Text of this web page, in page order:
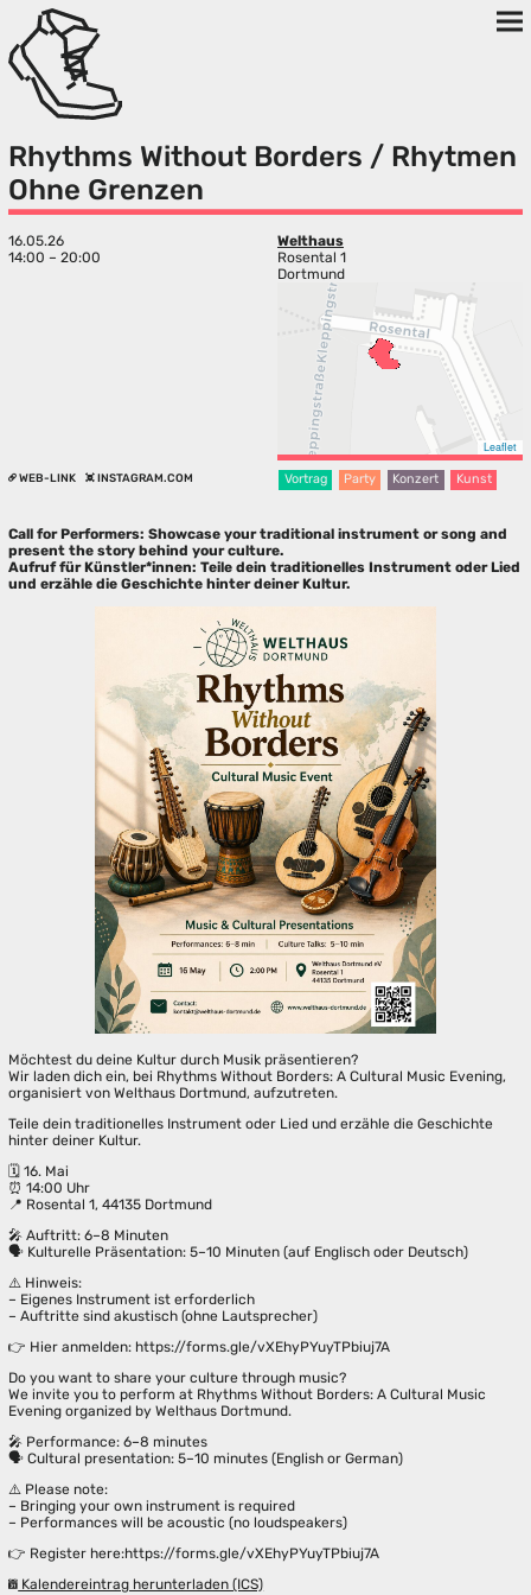
Rhythms Without Borders / Rhytmen
Ohne Grenzen
16.05.26
14:00 – 20:00
Welthaus
Rosental 1
Dortmund
Leaflet
WEB-LINK INSTAGRAM.COM Vortrag Party Konzert Kunst
Call for Performers: Showcase your traditional instrument or song and
present the story behind your culture.
Aufruf für Künstler*innen: Teile dein traditionelles Instrument oder Lied
und erzähle die Geschichte hinter deiner Kultur.
Möchtest du deine Kultur durch Musik präsentieren?
Wir laden dich ein, bei Rhythms Without Borders: A Cultural Music Evening,
organisiert von Welthaus Dortmund, aufzutreten.
Teile dein traditionelles Instrument oder Lied und erzähle die Geschichte
hinter deiner Kultur.
🗓 16. Mai
⏰ 14:00 Uhr
📍 Rosental 1, 44135 Dortmund
🎤 Auftritt: 6–8 Minuten
🗣 Kulturelle Präsentation: 5–10 Minuten (auf Englisch oder Deutsch)
⚠️ Hinweis:
– Eigenes Instrument ist erforderlich
– Auftritte sind akustisch (ohne Lautsprecher)
👉 Hier anmelden: https://forms.gle/vXEhyPYuyTPbiuj7A
Do you want to share your culture through music?
We invite you to perform at Rhythms Without Borders: A Cultural Music
Evening organized by Welthaus Dortmund.
🎤 Performance: 6–8 minutes
🗣 Cultural presentation: 5–10 minutes (English or German)
⚠️ Please note:
– Bringing your own instrument is required
– Performances will be acoustic (no loudspeakers)
👉 Register here:https://forms.gle/vXEhyPYuyTPbiuj7A
Kalendereintrag herunterladen (ICS)